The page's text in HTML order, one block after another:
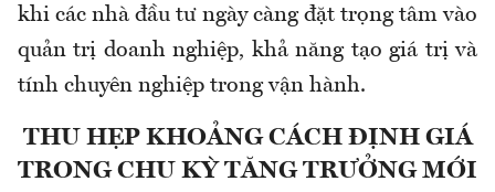
khi các nhà đầu tư ngày càng đặt trọng tâm vào
quản trị doanh nghiệp, khả năng tạo giá trị và
tính chuyên nghiệp trong vận hành.
THU HẸP KHOẢNG CÁCH ĐỊNH GIÁ
TRONG CHU KỲ TĂNG TRƯỞNG MỚI